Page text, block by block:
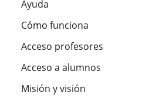
Ayuda
Cómo funciona
Acceso profesores
Acceso a alumnos
Misión y visión